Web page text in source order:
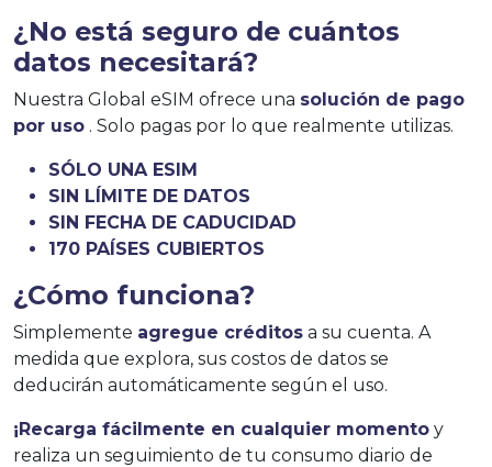
¿No está seguro de cuántos
datos necesitará?
Nuestra Global eSIM ofrece una solución de pago
por uso . Solo pagas por lo que realmente utilizas.
SÓLO UNA ESIM
SIN LÍMITE DE DATOS
SIN FECHA DE CADUCIDAD
170 PAÍSES CUBIERTOS
¿Cómo funciona?
Simplemente agregue créditos a su cuenta. A
medida que explora, sus costos de datos se
deducirán automáticamente según el uso.
¡Recarga fácilmente en cualquier momento y
realiza un seguimiento de tu consumo diario de